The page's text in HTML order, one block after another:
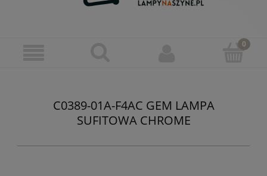
C0389-01A-F4AC GEM LAMPA
SUFITOWA CHROME